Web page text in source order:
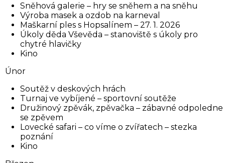
Sněhová galerie – hry se sněhem a na sněhu
Výroba masek a ozdob na karneval
Maškarní ples s Hopsalínem – 27. 1. 2026
Úkoly děda Vševěda – stanoviště s úkoly pro
chytré hlavičky
Kino
Únor
Soutěž v deskových hrách
Turnaj ve vybíjené – sportovní soutěže
Družinový zpěvák, zpěvačka – zábavné odpoledne
se zpěvem
Lovecké safari – co víme o zvířatech – stezka
poznání
Kino